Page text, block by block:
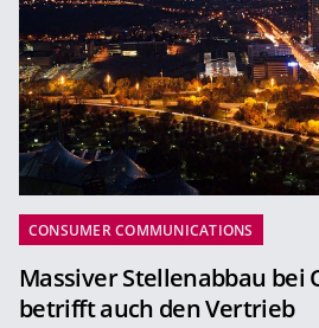
CONSUMER COMMUNICATIONS
Massiver Stellenabbau bei
betrifft auch den Vertrieb